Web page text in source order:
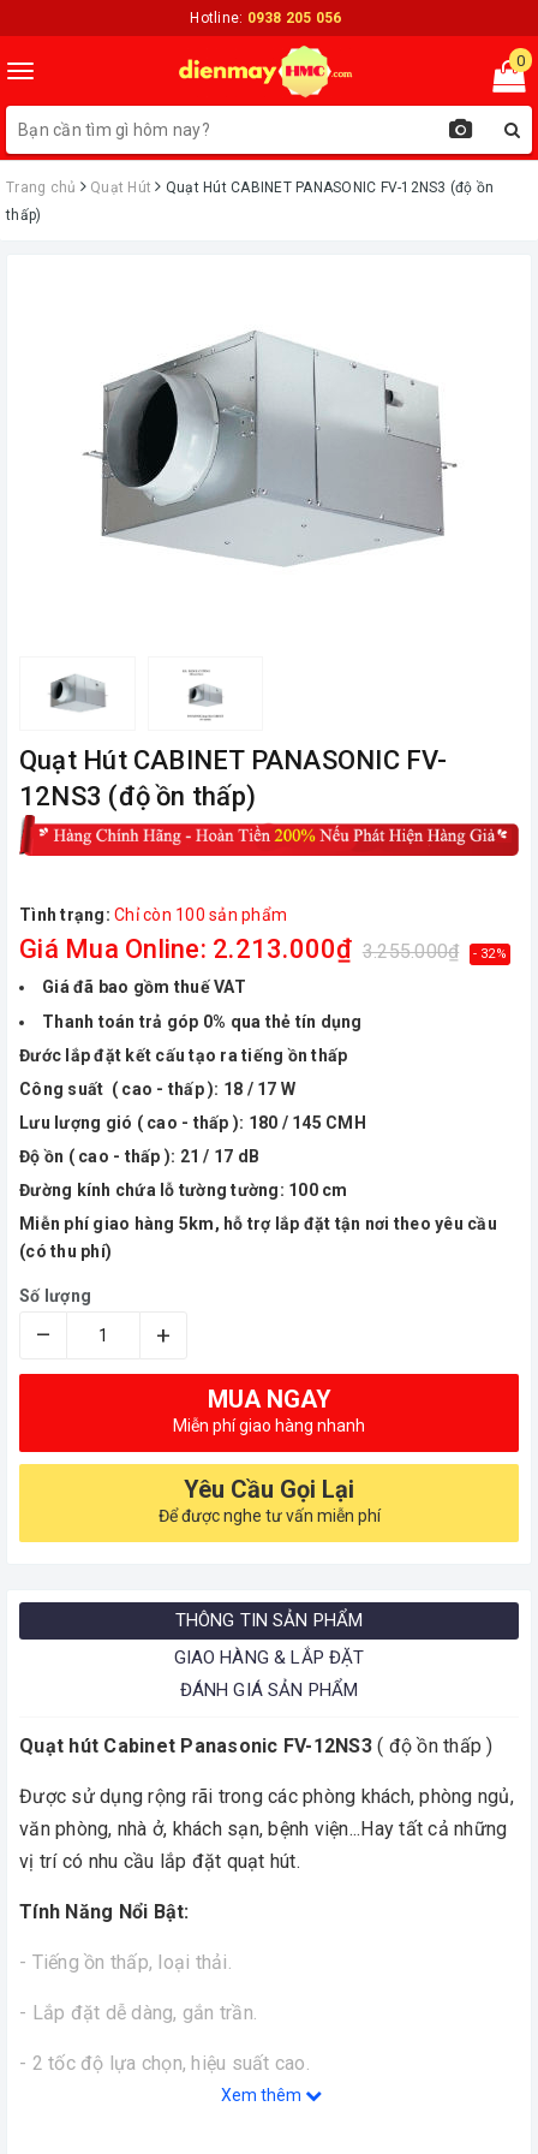
Hotline: 0938 205 056
Toggle
navigation
0
Trang chủ Quạt Hút
Quạt Hút CABINET PANASONIC FV-12NS3 (độ ồn
thấp)
Quạt Hút CABINET PANASONIC FV-
12NS3 (độ ồn thấp)
Tình trạng: Chỉ còn 100 sản phẩm
Giá Mua Online: 2.213.000₫ 3.255.000₫ - 32%
Giá đã bao gồm thuế VAT
Thanh toán trả góp 0% qua thẻ tín dụng
Đước lắp đặt kết cấu tạo ra tiếng ồn thấp
Công suất ( cao - thấp ): 18 / 17 W
Lưu lượng gió ( cao - thấp ): 180 / 145 CMH
Độ ồn ( cao - thấp ): 21 / 17 dB
Đường kính chứa lỗ tường tường: 100 cm
Miễn phí giao hàng 5km, hỗ trợ lắp đặt tận nơi theo yêu cầu
(có thu phí)
Số lượng
– +
MUA NGAY
Miễn phí giao hàng nhanh
Yêu Cầu Gọi Lại
Để được nghe tư vấn miễn phí
THÔNG TIN SẢN PHẨM
GIAO HÀNG & LẮP ĐẶT
ĐÁNH GIÁ SẢN PHẨM
Quạt hút Cabinet Panasonic FV-12NS3( độ ồn thấp )
Được sử dụng rộng rãi trong các phòng khách, phòng ngủ,
văn phòng, nhà ở, khách sạn, bệnh viện...Hay tất cả những
vị trí có nhu cầu lắp đặt quạt hút.
Tính Năng Nổi Bật:
- Tiếng ồn thấp, loại thải.
- Lắp đặt dễ dàng, gắn trần.
- 2 tốc độ lựa chọn, hiệu suất cao.
Xem thêm